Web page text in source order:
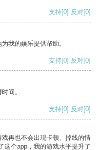
支持[0] 反对[0]
我的娱乐提供帮助。
支持[0] 反对[0]
间。
支持[0] 反对[0]
再也不会出现卡顿、掉线的情
这个app，我的游戏水平提升了